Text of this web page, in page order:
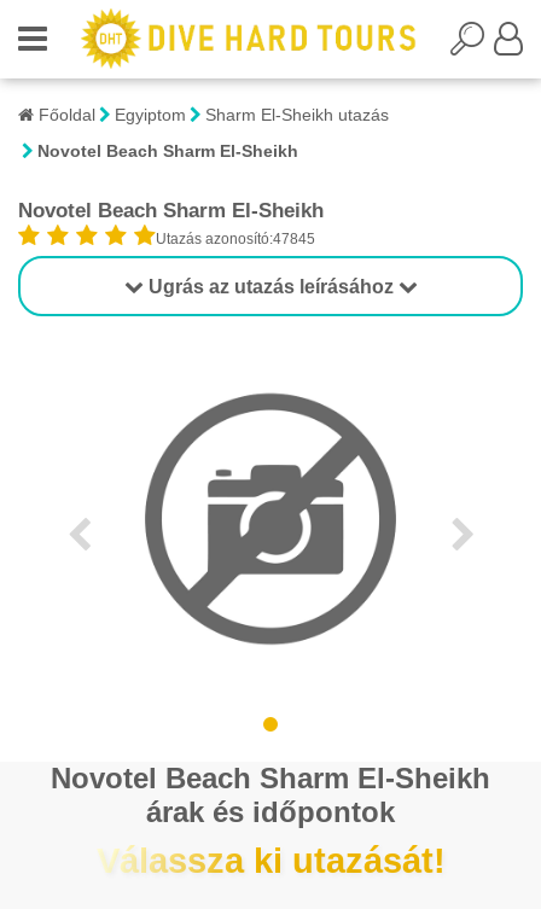
Főoldal Egyiptom
Sharm El-Sheikh utazás
Novotel Beach Sharm El-Sheikh
Novotel Beach Sharm El-Sheikh
Utazás azonosító:47845
Ugrás az utazás leírásához
Novotel Beach Sharm El-Sheikh
árak és időpontok
Válassza ki utazását!